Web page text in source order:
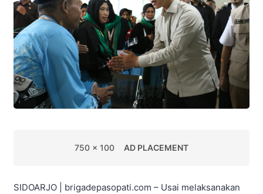
750 x 100 AD PLACEMENT
SIDOARJO | brigadepasopati.com – Usai melaksanakan